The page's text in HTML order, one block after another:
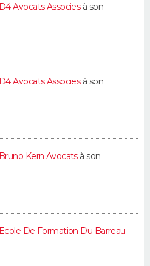
D4 Avocats Associesà son
D4 Avocats Associesà son
Bruno Kern Avocatsà son
Ecole De Formation Du Barreau